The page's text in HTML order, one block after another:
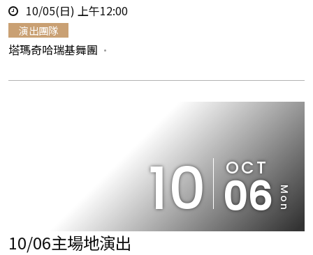
點
時
間
10/05(日) 上午12:00
演出團隊
塔瑪奇哈瑞基舞團
10 OCT
06 Mon
10/06主場地演出